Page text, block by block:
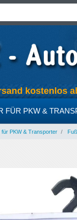
FÜR PKW &
für PKW & Transporter